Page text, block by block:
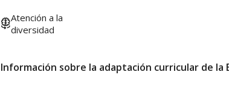
Atención a la
diversidad
Información sobre la adaptación curricular de la